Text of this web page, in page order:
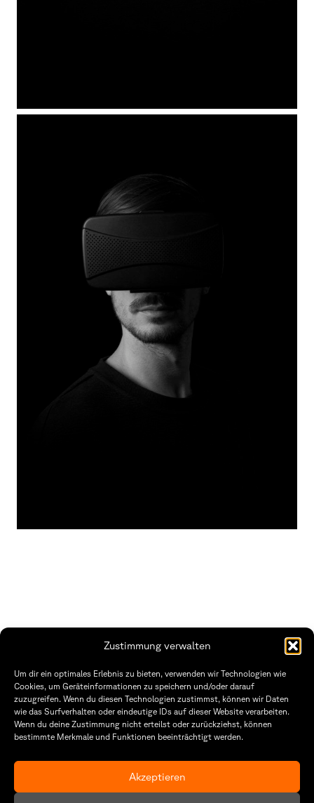
Zustimmung verwalten
Um dir ein optimales Erlebnis zu bieten, verwenden wir Technologien wie
Cookies, um Geräteinformationen zu speichern und/oder darauf
zuzugreifen. Wenn du diesen Technologien zustimmst, können wir Daten
wie das Surfverhalten oder eindeutige IDs auf dieser Website verarbeiten.
Wenn du deine Zustimmung nicht erteilst oder zurückziehst, können
bestimmte Merkmale und Funktionen beeinträchtigt werden.
Akzeptieren
THWS | Fakultät Gestaltung Würzburg
Technische Hochschule
Würzburg-Schweinfurt
Sanderheinrichsleitenweg 20
tel: +49 931 35 11 93 02
Öffnungszeiten Dekanat
Montag – Freitag
8:30 – 12:00
8:30 – 15:30
Datenschutzerklärung